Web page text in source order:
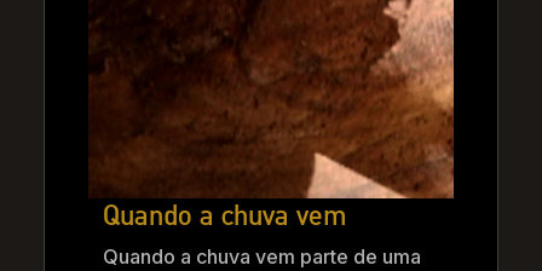
Quando a chuva vem
Quando a chuva vem parte de uma